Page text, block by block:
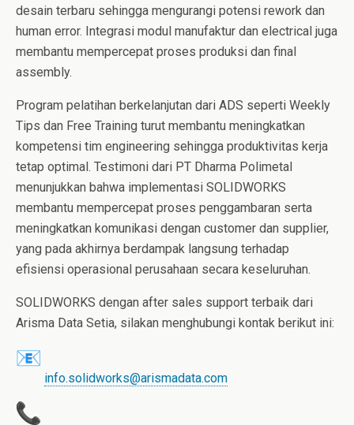
desain terbaru sehingga mengurangi potensi rework dan
human error. Integrasi modul manufaktur dan electrical juga
membantu mempercepat proses produksi dan final
assembly.
Program pelatihan berkelanjutan dari ADS seperti Weekly
Tips dan Free Training turut membantu meningkatkan
kompetensi tim engineering sehingga produktivitas kerja
tetap optimal. Testimoni dari PT Dharma Polimetal
menunjukkan bahwa implementasi SOLIDWORKS
membantu mempercepat proses penggambaran serta
meningkatkan komunikasi dengan customer dan supplier,
yang pada akhirnya berdampak langsung terhadap
efisiensi operasional perusahaan secara keseluruhan.
SOLIDWORKS dengan after sales support terbaik dari
Arisma Data Setia, silakan menghubungi kontak berikut ini:
info.solidworks@arismadata.com